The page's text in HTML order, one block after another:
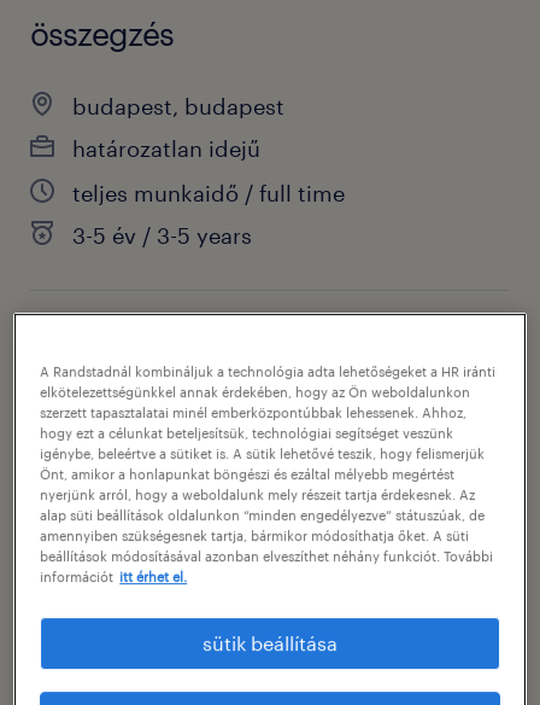
összegzés
budapest, budapest
határozatlan idejű
teljes munkaidő / full time
3-5 év / 3-5 years
logisztika / beszerzés
szakterület
logisztikai vezető
kapcsolat
krisztian.hajdu@randstad.hu
e-mail elérhetőség
info@randstad.hu
A Randstadnál kombináljuk a technológia adta lehetőségeket a HR iránti
elkötelezettségünkkel annak érdekében, hogy az Ön weboldalunkon
szerzett tapasztalatai minél emberközpontúbbak lehessenek. Ahhoz,
hogy ezt a célunkat beteljesítsük, technológiai segítséget veszünk
igénybe, beleértve a sütiket is. A sütik lehetővé teszik, hogy felismerjük
Önt, amikor a honlapunkat böngészi és ezáltal mélyebb megértést
nyerjünk arról, hogy a weboldalunk mely részeit tartja érdekesnek. Az
alap süti beállítások oldalunkon “minden engedélyezve” státuszúak, de
amennyiben szükségesnek tartja, bármikor módosíthatja őket. A süti
beállítások módosításával azonban elveszíthet néhány funkciót. További
információt itt érhet el.
sütik beállítása